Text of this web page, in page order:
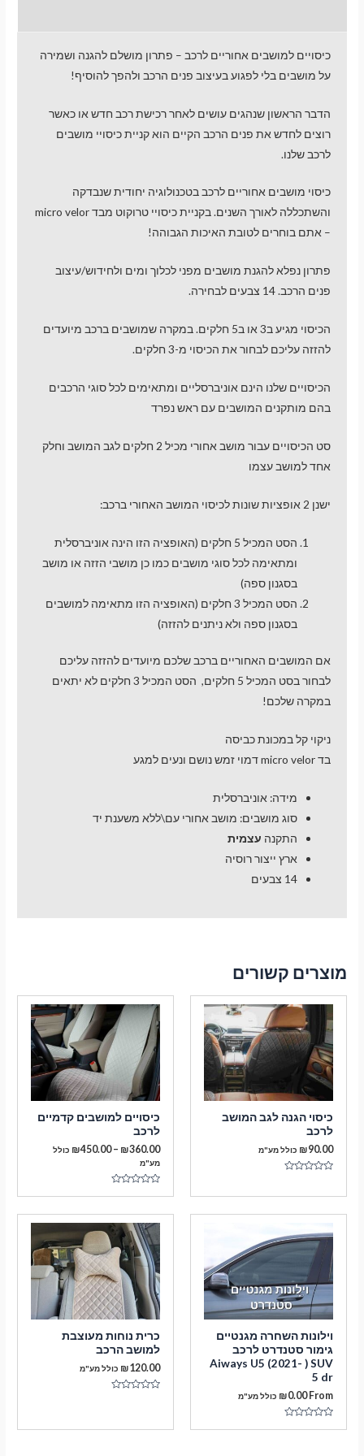
כיסויים למושבים אחוריים לרכב – פתרון מושלם להגנה ושמירה
על מושבים בלי לפגוע בעיצוב פנים הרכב ולהפך להוסיף!
הדבר הראשון שנהגים עושים לאחר רכישת רכב חדש או כאשר
רוצים לחדש את פנים הרכב הקיים הוא קניית כיסויי מושבים
לרכב שלנו.
כיסוי מושבים אחוריים לרכב בטכנולוגיה יחודית שנבדקה
והשתכללה לאורך השנים. בקניית כיסויי טרוקוט מבד micro velor
– אתם בוחרים לטובת האיכות הגבוהה!
פתרון נפלא להגנת מושבים מפני לכלוך ומים ולחידוש/עיצוב
פנים הרכב. 14 צבעים לבחירה.
הכיסוי מגיע ב3 או ב5 חלקים. במקרה שמושבים ברכב מיועדים
להזזה עליכם לבחור את הכיסוי מ-3 חלקים.
הכיסויים שלנו הינם אוניברסליים ומתאימים לכל סוגי הרכבים
בהם מותקנים המושבים עם ראש נפרד
סט הכיסויים עבור מושב אחורי מכיל 2 חלקים לגב המושב וחלק
אחד למושב עצמו
ישנן 2 אופציות שונות לכיסוי המושב האחורי ברכב:
הסט המכיל 5 חלקים (האופציה הזו הינה אוניברסלית
ומתאימה לכל סוגי מושבים כמו כן מושבי הזזה או מושב
בסגנון ספה)
הסט המכיל 3 חלקים (האופציה הזו מתאימה למושבים
בסגנון ספה ולא ניתנים להזזה)
אם המושבים האחוריים ברכב שלכם מיועדים להזזה עליכם
לבחור בסט המכיל 5 חלקים, הסט המכיל 3 חלקים לא יתאים
במקרה שלכם!
ניקוי קל במכונת כביסה
בד micro velor דמוי זמש נושם ונעים למגע
מידה: אוניברסלית
סוג מושבים: מושב אחורי עם\ללא משענת יד
התקנה עצמית
ארץ ייצור רוסיה
14 צבעים
מוצרים קשורים
כיסוי הגנה לגב המושב
לרכב
₪90.00 כולל מע"מ
מתוך
כיסויים למושבים קדמיים
לרכב
₪360.00
–
₪450.00
טווח
כולל
מע"מ
וילונות השחרה מגנטיים
גימור סטנדרט לרכב
Aiways U5 (2021- ) SUV
5 dr
From
₪0.00 כולל מע"מ
כרית נוחות מעוצבת
למושב הרכב
₪120.00 כולל מע"מ
מעבר לסל הקניות